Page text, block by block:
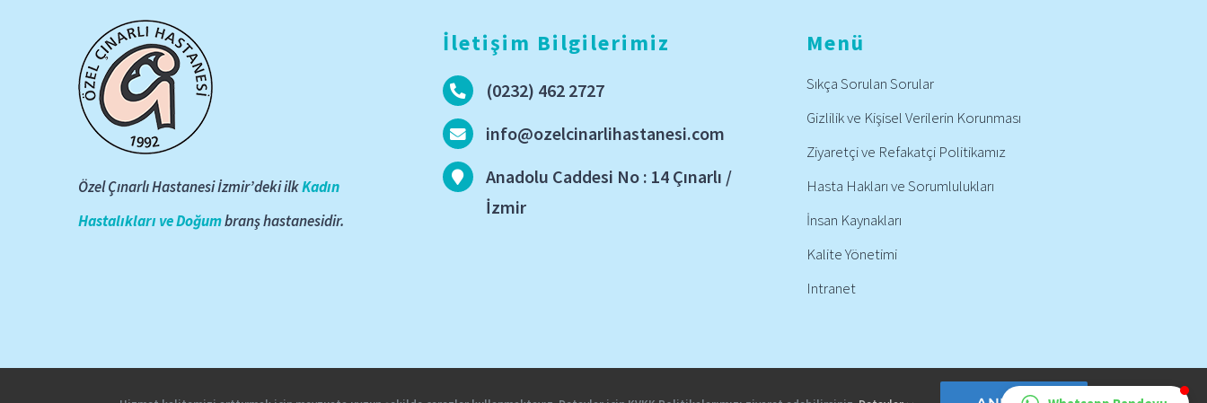
Özel Çınarlı Hastanesi İzmir’deki ilkKadın
Hastalıkları ve Doğumbranş hastanesidir.
İletişim Bilgilerimiz
(0232) 462 2727
info@ozelcinarlihastanesi.com
Anadolu Caddesi No : 14 Çınarlı /
İzmir
Menü
Sıkça Sorulan Sorular
Gizlilik ve Kişisel Verilerin Korunması
Ziyaretçi ve Refakatçi Politikamız
Hasta Hakları ve Sorumlulukları
İnsan Kaynakları
Kalite Yönetimi
Intranet